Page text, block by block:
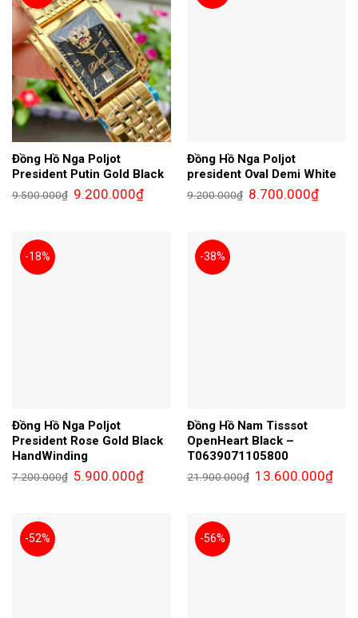
Đồng Hồ Nga Poljot
President Putin Gold Black
9.500.000₫ Giá
gốc
9.200.000₫Giá
hiện
Đồng Hồ Nga Poljot
president Oval Demi White
9.200.000₫ Giá
gốc
8.700.000₫Giá
hiện
-18%
Đồng Hồ Nga Poljot
President Rose Gold Black
HandWinding
7.200.000₫ Giá
gốc
5.900.000₫Giá
hiện
-38%
Đồng Hồ Nam Tisssot
OpenHeart Black –
T0639071105800
21.900.000₫ Giá
gốc
13.600.000₫Giá
hiện
-52%
-56%